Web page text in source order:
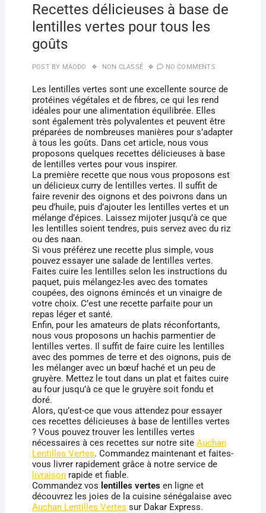
Recettes délicieuses à base de
lentilles vertes pour tous les
goûts
POST BY MAODO NON CLASSÉ NO COMMENTS
Les lentilles vertes sont une excellente source de
protéines végétales et de fibres, ce qui les rend
idéales pour une alimentation équilibrée. Elles
sont également très polyvalentes et peuvent être
préparées de nombreuses manières pour s’adapter
à tous les goûts. Dans cet article, nous vous
proposons quelques recettes délicieuses à base
de lentilles vertes pour vous inspirer.
La première recette que nous vous proposons est
un délicieux curry de lentilles vertes. Il suffit de
faire revenir des oignons et des poivrons dans un
peu d’huile, puis d’ajouter les lentilles vertes et un
mélange d’épices. Laissez mijoter jusqu’à ce que
les lentilles soient tendres, puis servez avec du riz
ou des naan.
Si vous préférez une recette plus simple, vous
pouvez essayer une salade de lentilles vertes.
Faites cuire les lentilles selon les instructions du
paquet, puis mélangez-les avec des tomates
coupées, des oignons émincés et un vinaigre de
votre choix. C’est une recette parfaite pour un
repas léger et santé.
Enfin, pour les amateurs de plats réconfortants,
nous vous proposons un hachis parmentier de
lentilles vertes. Il suffit de faire cuire les lentilles
avec des pommes de terre et des oignons, puis de
les mélanger avec un bœuf haché et un peu de
gruyère. Mettez le tout dans un plat et faites cuire
au four jusqu’à ce que le gruyère soit fondu et
doré.
Alors, qu’est-ce que vous attendez pour essayer
ces recettes délicieuses à base de lentilles vertes
? Vous pouvez trouver les lentilles vertes
nécessaires à ces recettes sur notre site Auchan
Lentilles Vertes. Commandez maintenant et faites-
vous livrer rapidement grâce à notre service de
livraisonrapide et fiable.
Commandez vos lentilles vertesen ligne et
découvrez les joies de la cuisine sénégalaise avec
Auchan Lentilles Vertes sur Dakar Express.